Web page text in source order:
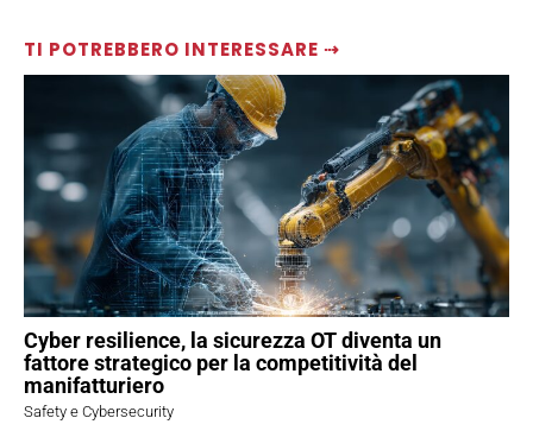
TI POTREBBERO INTERESSARE ⇢
Cyber resilience, la sicurezza OT diventa un
fattore strategico per la competitività del
manifatturiero
Safety e Cybersecurity